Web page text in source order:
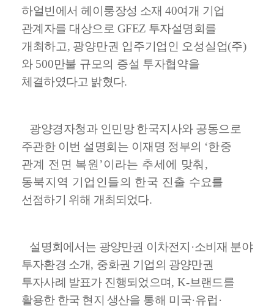
하얼빈에서 헤이룽장성 소재40여개 기업
관계자를 대상으로 GFEZ 투자설명회를
개최하고, 광양만권 입주기업인 오성실업(주)
와 500만불 규모의 증설 투자협약을
체결하였다고 밝혔다.
광양경자청과 인민망 한국지사와 공동으로
주관한 이번 설명회는 이재명 정부의 ‘한중
관계 전면 복원’이라는 추세에 맞춰 ,
동북지역 기업인들의 한국 진출 수요를
선점하기 위해 개최되었다.
설명회에서는 광양만권 이차전지 ·소비재 분야
투자환경 소개, 중화권 기업의 광양만권
투자사례 발표가 진행되었으며, K-브랜드를
활용한 한국 현지 생산을 통해 미국·유럽 ·